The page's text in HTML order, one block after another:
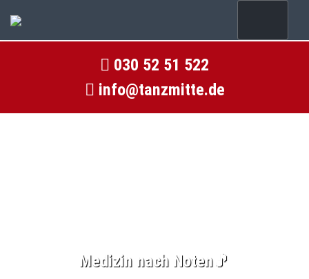
030 52 51 522
info@tanzmitte.de
Medizin nach Noten🎵